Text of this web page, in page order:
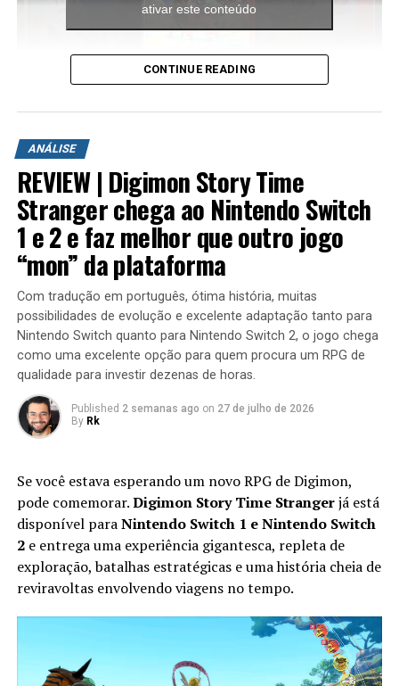
ativar este conteúdo
A aventura leva o jogador para ilhas inéditas e diferentes
possível encontrar novas armas, aprimorar os
equipamentos com upgrades e completar diversas
missões que variam bastante em estrutura. Algumas
colocam o jogador contra grandes hordas de inimigos
em áreas abertas, enquanto outras acontecem em
regiões subterrâneas repletas de desafios, incluindo
inimigos mais poderosos e torres que precisam ser
destruídas dentro de um limite de tempo para que a
missão seja concluída.
Apesar do foco na experiência solo, o multiplayer
continua presente. Você pode chamar amigos para
participar das missões ou entrar nas salas de outros
jogadores para completar sessões cooperativas e
conquistar recompensas adicionais, aumentando ainda
mais a longevidade da aventura.
CONTINUE READING
ANÁLISE
REVIEW | Digimon Story Time
Stranger chega ao Nintendo Switch
1 e 2 e faz melhor que outro jogo
“mon” da plataforma
Com tradução em português, ótima história, muitas
possibilidades de evolução e excelente adaptação tanto para
Nintendo Switch quanto para Nintendo Switch 2, o jogo chega
como uma excelente opção para quem procura um RPG de
qualidade para investir dezenas de horas.
Published 2 semanas ago on 27 de julho de 2026
By Rk
Se você estava esperando um novo RPG de Digimon,
pode comemorar.Digimon Story Time Strangerjá está
disponível paraNintendo Switch 1 e Nintendo Switch
2e entrega uma experiência gigantesca, repleta de
exploração, batalhas estratégicas e uma história cheia de
reviravoltas envolvendo viagens no tempo.